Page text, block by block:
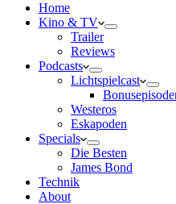
Home
Kino & TV
Trailer
Reviews
Podcasts
Lichtspielcast
Westeros
Eskapoden
Specials
Die Besten
James Bond
Technik
About